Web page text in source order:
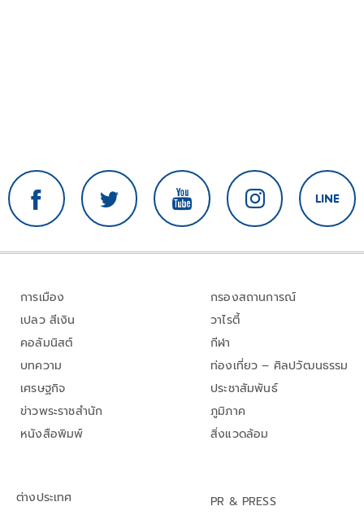
การเมือง
เปลว สีเงิน
คอลัมนิสต์
บทความ
เศรษฐกิจ
ข่าวพระราชสำนัก
หนังสือพิมพ์
กรองสถานการณ์
วาไรตี้
กีฬา
ท่องเที่ยว – ศิลปวัฒนธรรม
ประชาสัมพันธ์
ภูมิภาค
สิ่งแวดล้อม
ต่างประเทศ
PR & PRESS